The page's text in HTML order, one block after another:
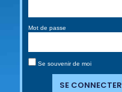
Mot de passe
Se souvenir de moi
SE CONNECTER